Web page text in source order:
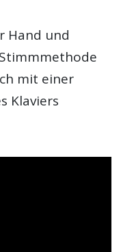
Hand und
mit einer
Klaviers